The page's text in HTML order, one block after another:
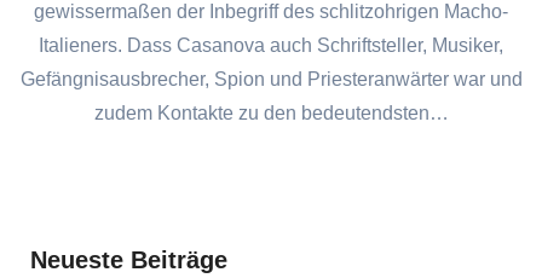
gewissermaßen der Inbegriff des schlitzohrigen Macho-
Italieners. Dass Casanova auch Schriftsteller, Musiker,
Gefängnisausbrecher, Spion und Priesteranwärter war und
zudem Kontakte zu den bedeutendsten…
Neueste Beiträge